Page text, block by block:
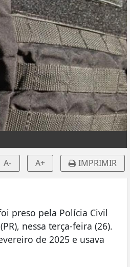
A- A+ IMPRIMIR
preso pela Polícia Civil
nessa terça-feira (26).
de 2025 e usava